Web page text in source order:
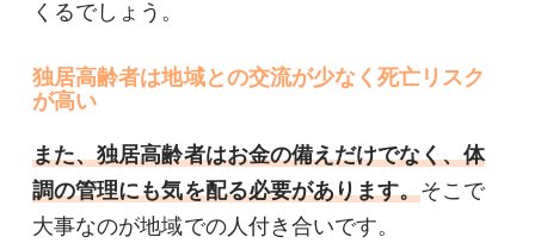
くるでしょう。
独居高齢者は地域との交流が少なく死亡リスク
が高い
また、独居高齢者はお金の備えだけでなく、体
調の管理にも気を配る必要があります。そこで
大事なのが地域での人付き合いです。